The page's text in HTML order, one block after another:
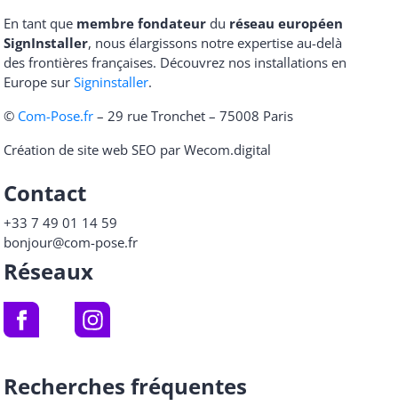
En tant que membre fondateur du réseau européen
SignInstaller, nous élargissons notre expertise au-delà
des frontières françaises. Découvrez nos installations en
Europe sur Signinstaller.
© Com-Pose.fr – 29 rue Tronchet – 75008 Paris
Création de site web SEO par Wecom.digital
Contact
+33 7 49 01 14 59
bonjour@com-pose.fr
Réseaux
Recherches fréquentes